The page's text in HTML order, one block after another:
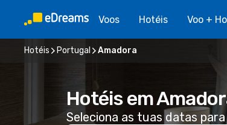
Voos Hotéis Voo +
Hotéis Portugal Amadora
Hotéis em
Seleciona as tuas datas